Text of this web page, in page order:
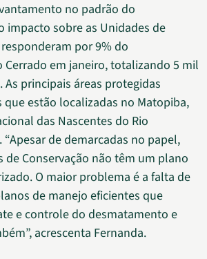
no padrão do
impacto sobre as Unidades de
por 9% do
em janeiro, totalizando 5 mil
principais áreas protegidas
que estão localizadas no Matopiba,
das Nascentes do Rio
“Apesar de demarcadas no papel,
de Conservação não têm um plano
O maior problema é a falta de
de manejo eficientes que
e controle do desmatamento e
acrescenta Fernanda.